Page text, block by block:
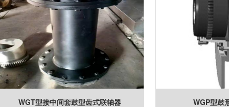
WGT型接中间套鼓型齿式联轴器 WGP型鼓